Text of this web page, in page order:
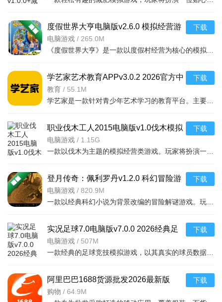
度假世界大亨电脑版v2.6.0 模拟经营游
戏
电脑游戏 / 265.0M
下载
学艺家艺术教育APPv3.0.2 2026官方中
文版
教育 / 55.1M
下载
职业伐木工人2015电脑版v1.0伐木模拟
电脑游戏 / 1.15G
下载
登月传奇：佩利罗丹v1.2.0 科幻冒险游
戏
电脑游戏 / 820.9M
下载
实况足球7.0电脑版v7.0.0 2026经典足
球竞技
电脑游戏 / 507M
下载
阿里巴巴1688货源批发2026最新版
v12.13.0.0 2026手机版
购物 / 64.9M
下载